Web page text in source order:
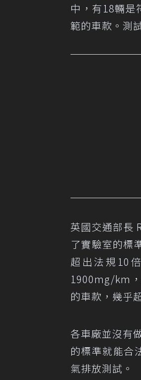
中，有18輛是
範的車款。測
英國交通部長
了實驗室的標
超出法規10
1900mg/km
的車款，幾乎
各車廠並沒有
的標準就能合
氣排放測試。